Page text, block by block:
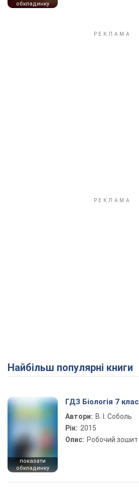
обкладинку
Найбільш популярні книги
показати
обкладинку
ГДЗ Біологія 7 клас
Автори: В. І. Соболь
Рік: 2015
Опис: Робочий зошит